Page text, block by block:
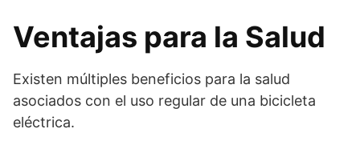
Ventajas para la Salud
Existen múltiples beneficios para la salud
asociados con el uso regular de una bicicleta
eléctrica.